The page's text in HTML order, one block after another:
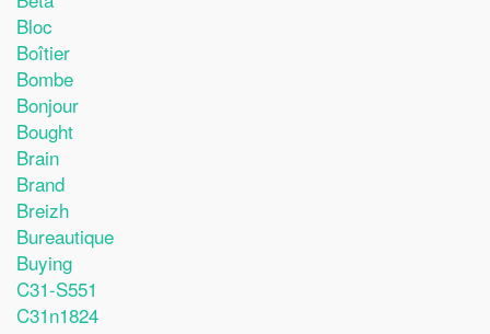
Bloc
Boîtier
Bombe
Bonjour
Bought
Brain
Brand
Breizh
Bureautique
Buying
C31-S551
C31n1824